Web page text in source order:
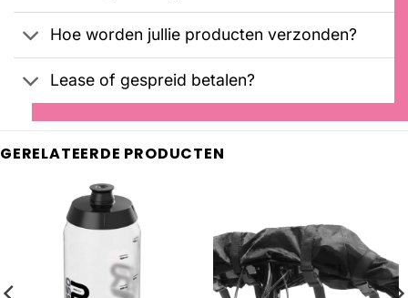
Hoe worden jullie producten verzonden?
Lease of gespreid betalen?
GERELATEERDE PRODUCTEN